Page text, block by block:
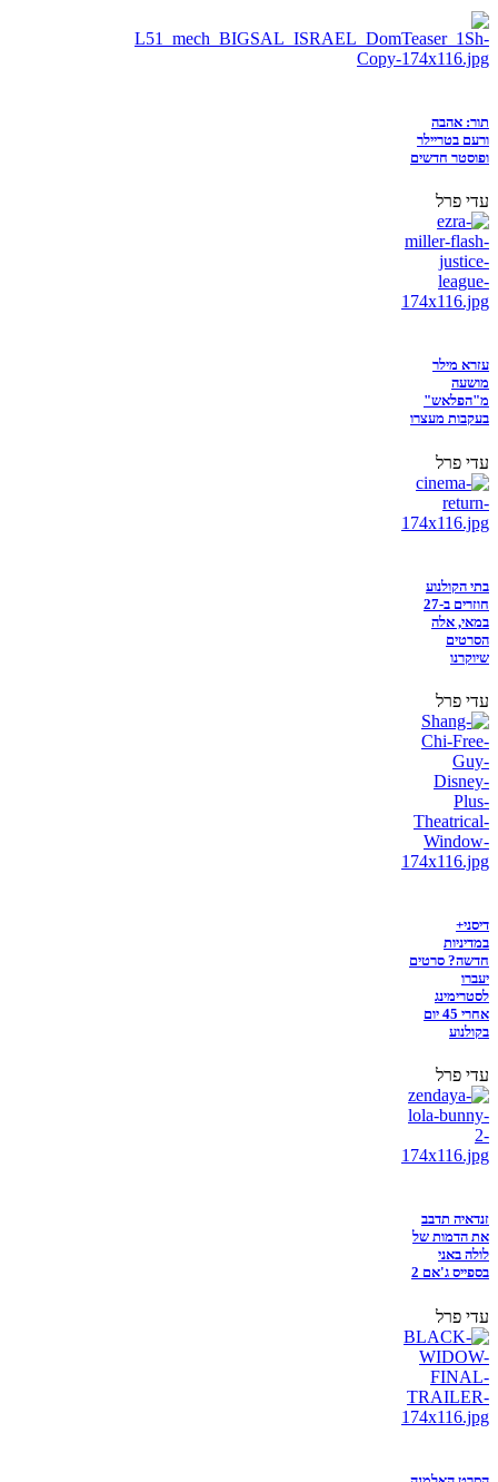
תור: אהבה
ורעם בטריילר
ופוסטר חדשים
עדי פרל
עזרא מילר
מושעה
מ"הפלאש"
בעקבות מעצרו
עדי פרל
בתי הקולנוע
חוזרים ב-27
במאי, אלה
הסרטים
שיוקרנו
עדי פרל
דיסני+
במדיניות
חדשה? סרטים
יעברו
לסטרימינג
אחרי 45 יום
בקולנוע
עדי פרל
זנדאיה תדבב
את הדמות של
לולה באני
בספייס ג'אם 2
עדי פרל